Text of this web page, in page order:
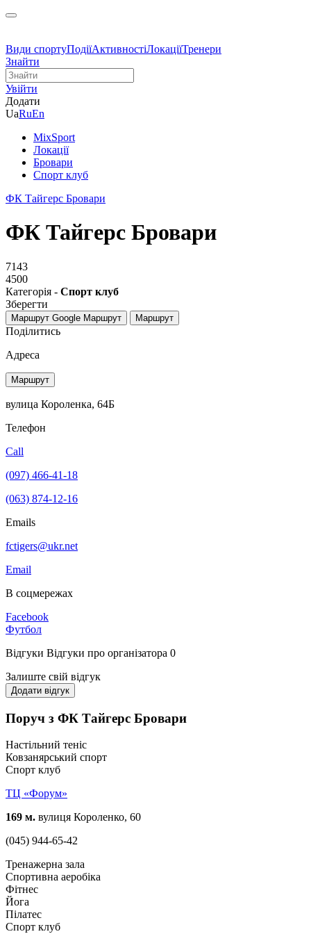
Види спортуПодіїАктивностіЛокаціїТренери
Знайти
Увійти
Додати
UaRuEn
MixSport
Локації
Бровари
Спорт клуб
ФК Тайгерс Бровари
ФК Тайгерс Бровари
7143
4500
Категорія - Спорт клуб
Зберегти
Маршрут Google Маршрут Маршрут
Поділитись
Адреса
Маршрут
вулица Короленка, 64Б
Телефон
Call
(097) 466-41-18
(063) 874-12-16
Emails
fctigers@ukr.net
Email
В соцмережах
Facebook
Футбол
Відгуки Відгуки про організатора 0
Залиште свій відгук
Додати відгук
Поруч з ФК Тайгерс Бровари
Настільний теніс
Ковзанярський спорт
Спорт клуб
ТЦ «Форум»
169 м. вулиця Короленко, 60
(045) 944-65-42
Тренажерна зала
Спортивна аеробіка
Фітнес
Йога
Пілатес
Спорт клуб